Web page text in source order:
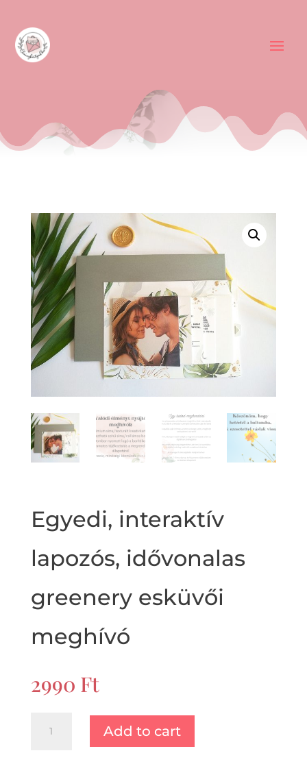
Egyedi, interaktív
lapozós, idővonalas
greenery esküvői
meghívó
2990 Ft
interaktív
Add to cart